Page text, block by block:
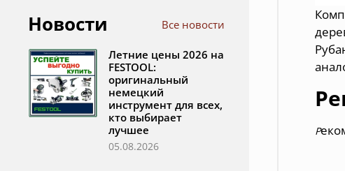
Р
Новости Все новости
Летние цены 2026 на
FESTOOL:
оригинальный
немецкий
инструмент для всех,
кто выбирает
лучшее
05.08.2026